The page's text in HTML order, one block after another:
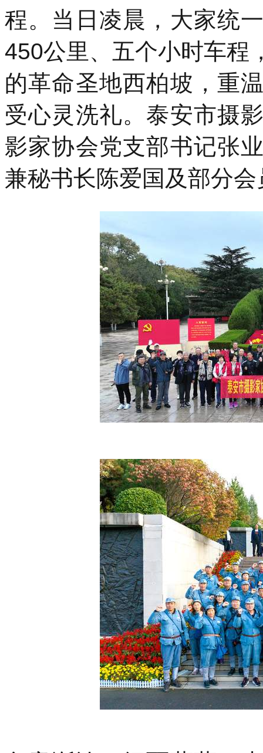
程。当日凌晨，大家统
450公里、五个小时车程
的革命圣地西柏坡，重
受心灵洗礼。泰安市摄
影家协会党支部书记张
兼秘书长陈爱国及部分